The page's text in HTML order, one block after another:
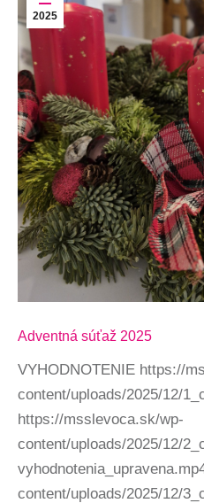
2025
Adventná súťaž 2025
VYHODNOTENIE https://
content/uploads/2025/12/
https://msslevoca.sk/wp-
content/uploads/2025/12/
content/uploads/2025/12/